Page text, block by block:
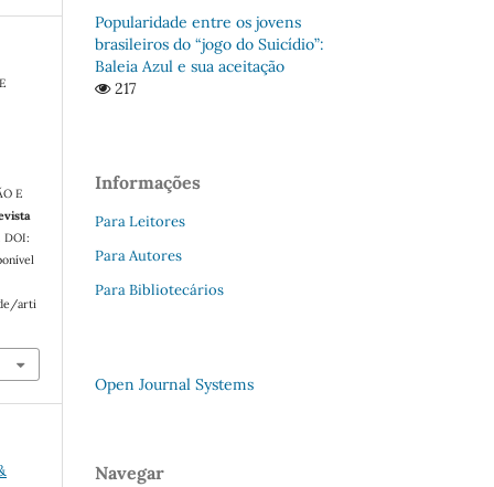
E
DOI:
arti
Popularidade entre os jovens
brasileiros do “jogo do Suicídio”:
Baleia Azul e sua aceitação
217
Informações
Para Leitores
Para Autores
Para Bibliotecários
Open Journal Systems
Navegar